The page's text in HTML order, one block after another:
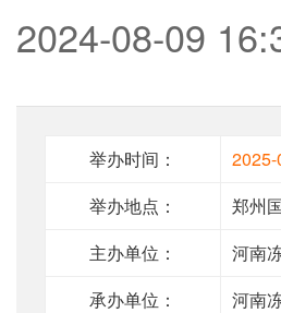
2024-08-09
举办时间：
举办地点：
郑州
主办单位：
河南
承办单位：
河南